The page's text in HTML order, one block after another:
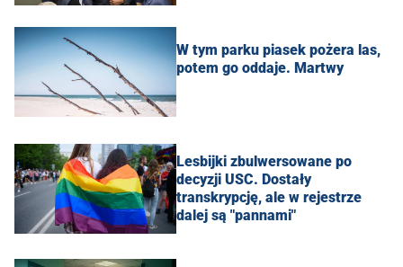
W tym parku piasek pożera las,
potem go oddaje. Martwy
Lesbijki zbulwersowane po
decyzji USC. Dostały
transkrypcję, ale w rejestrze
dalej są "pannami"